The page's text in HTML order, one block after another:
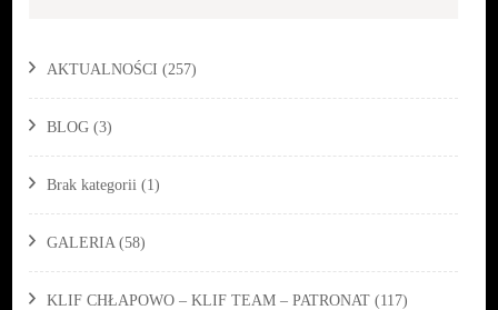
AKTUALNOŚCI (257)
BLOG (3)
Brak kategorii (1)
GALERIA (58)
KLIF CHŁAPOWO – KLIF TEAM – PATRONAT (117)